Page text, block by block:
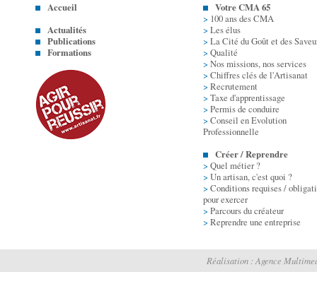
Accueil
Actualités
Publications
Formations
Votre CMA 65
> 100 ans des CMA
> Les élus
> La Cité du Goût et des
> Qualité
> Nos missions, nos services
> Chiffres clés de l'Artisanat
> Recrutement
> Taxe d'apprentissage
> Permis de conduire
> Conseil en Evolution
Professionnelle
Créer / Reprendre
> Quel métier ?
> Un artisan, c'est quoi ?
> Conditions requises /
pour exercer
> Parcours du créateur
> Reprendre une entreprise
Réalisation : Agence